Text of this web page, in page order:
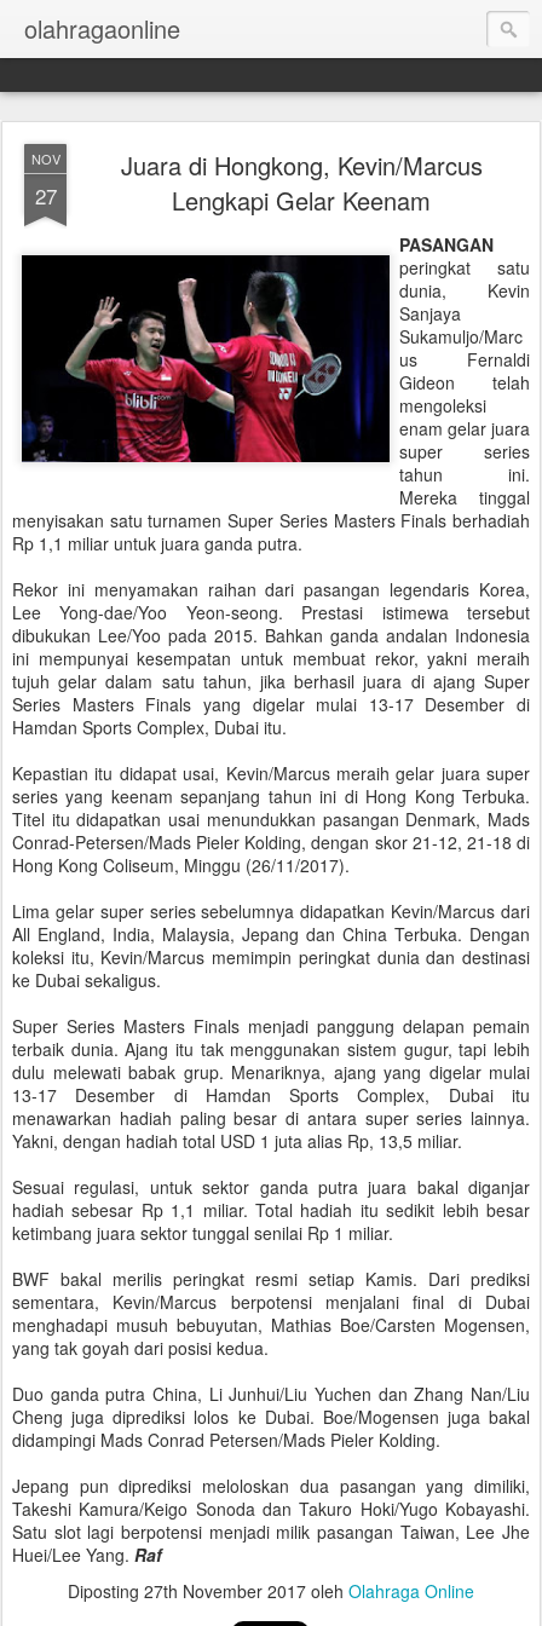
olahragaonline
NOV
27
Juara di Hongkong, Kevin/Marcus
Lengkapi Gelar Keenam
PASANGAN
peringkat satu
dunia, Kevin
Sanjaya
Sukamuljo/Marc
us Fernaldi
Gideon telah
mengoleksi
enam gelar juara
super series
tahun ini.
Mereka tinggal
menyisakan satu turnamen Super Series Masters Finals berhadiah
Rp 1,1 miliar untuk juara ganda putra.
Rekor ini menyamakan raihan dari pasangan legendaris Korea,
Lee Yong-dae/Yoo Yeon-seong. Prestasi istimewa tersebut
dibukukan Lee/Yoo pada 2015. Bahkan ganda andalan Indonesia
ini mempunyai kesempatan untuk membuat rekor, yakni meraih
tujuh gelar dalam satu tahun, jika berhasil juara di ajang Super
Series Masters Finals yang digelar mulai 13-17 Desember di
Hamdan Sports Complex, Dubai itu.
Kepastian itu didapat usai, Kevin/Marcus meraih gelar juara super
series yang keenam sepanjang tahun ini di Hong Kong Terbuka.
Titel itu didapatkan usai menundukkan pasangan Denmark, Mads
Conrad-Petersen/Mads Pieler Kolding, dengan skor 21-12, 21-18 di
Hong Kong Coliseum, Minggu (26/11/2017).
Lima gelar super series sebelumnya didapatkan Kevin/Marcus dari
All England, India, Malaysia, Jepang dan China Terbuka. Dengan
koleksi itu, Kevin/Marcus memimpin peringkat dunia dan destinasi
ke Dubai sekaligus.
Super Series Masters Finals menjadi panggung delapan pemain
terbaik dunia. Ajang itu tak menggunakan sistem gugur, tapi lebih
dulu melewati babak grup. Menariknya, ajang yang digelar mulai
13-17 Desember di Hamdan Sports Complex, Dubai itu
menawarkan hadiah paling besar di antara super series lainnya.
Yakni, dengan hadiah total USD 1 juta alias Rp, 13,5 miliar.
Sesuai regulasi, untuk sektor ganda putra juara bakal diganjar
hadiah sebesar Rp 1,1 miliar. Total hadiah itu sedikit lebih besar
ketimbang juara sektor tunggal senilai Rp 1 miliar.
BWF bakal merilis peringkat resmi setiap Kamis. Dari prediksi
sementara, Kevin/Marcus berpotensi menjalani final di Dubai
menghadapi musuh bebuyutan, Mathias Boe/Carsten Mogensen,
yang tak goyah dari posisi kedua.
Duo ganda putra China, Li Junhui/Liu Yuchen dan Zhang Nan/Liu
Cheng juga diprediksi lolos ke Dubai. Boe/Mogensen juga bakal
didampingi Mads Conrad Petersen/Mads Pieler Kolding.
Jepang pun diprediksi meloloskan dua pasangan yang dimiliki,
Takeshi Kamura/Keigo Sonoda dan Takuro Hoki/Yugo Kobayashi.
Satu slot lagi berpotensi menjadi milik pasangan Taiwan, Lee Jhe
Huei/Lee Yang. Raf
Diposting 27th November 2017 oleh Olahraga Online